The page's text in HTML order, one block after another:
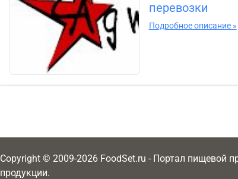
перевозки
Подробное описание »
Copyright © 2009-2026 FoodSet.ru - Портал пищевой
продукции.